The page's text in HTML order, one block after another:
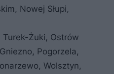
Nowej Słupi,
Turek-Żuki, Ostrów
Pogorzela,
Wolsztyn,